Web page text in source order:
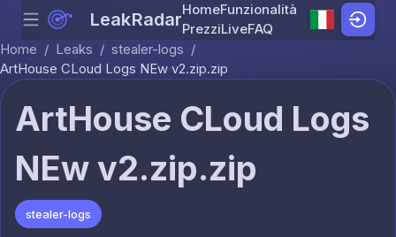
Skip to content
Menu LeakRadarHomeFunzionalità
PrezziLiveFAQ
Home / Leaks / stealer-logs /
ArtHouse CLoud Logs NEw v2.zip.zip
ArtHouse CLoud Logs
NEw v2.zip.zip
stealer-logs